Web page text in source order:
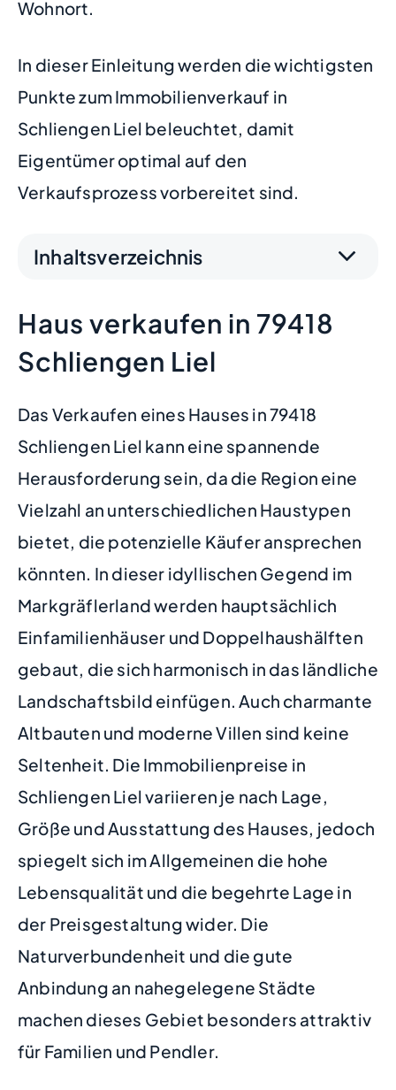
Wohnort.
In dieser Einleitung werden die wichtigsten
Punkte zum Immobilienverkauf in
Schliengen Liel beleuchtet, damit
Eigentümer optimal auf den
Verkaufsprozess vorbereitet sind.
Inhaltsverzeichnis
Haus verkaufen in 79418
Schliengen Liel
Das Verkaufen eines Hauses in 79418
Schliengen Liel kann eine spannende
Herausforderung sein, da die Region eine
Vielzahl an unterschiedlichen Haustypen
bietet, die potenzielle Käufer ansprechen
könnten. In dieser idyllischen Gegend im
Markgräflerland werden hauptsächlich
Einfamilienhäuser und Doppelhaushälften
gebaut, die sich harmonisch in das ländliche
Landschaftsbild einfügen. Auch charmante
Altbauten und moderne Villen sind keine
Seltenheit. Die Immobilienpreise in
Schliengen Liel variieren je nach Lage,
Größe und Ausstattung des Hauses, jedoch
spiegelt sich im Allgemeinen die hohe
Lebensqualität und die begehrte Lage in
der Preisgestaltung wider. Die
Naturverbundenheit und die gute
Anbindung an nahegelegene Städte
machen dieses Gebiet besonders attraktiv
für Familien und Pendler.